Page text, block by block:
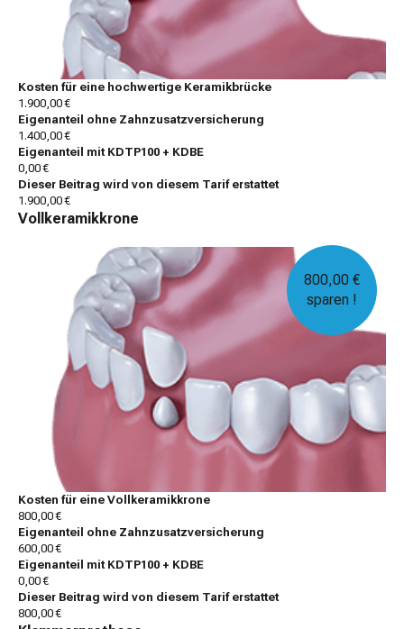
Kosten für eine hochwertige Keramikbrücke
1.900,00 €
Eigenanteil ohne Zahnzusatzversicherung
1.400,00 €
Eigenanteil mit KDTP100 + KDBE
0,00 €
Dieser Beitrag wird von diesem Tarif erstattet
1.900,00 €
Vollkeramikkrone
800,00 €
sparen !
Kosten für eine Vollkeramikkrone
800,00 €
Eigenanteil ohne Zahnzusatzversicherung
600,00 €
Eigenanteil mit KDTP100 + KDBE
0,00 €
Dieser Beitrag wird von diesem Tarif erstattet
800,00 €